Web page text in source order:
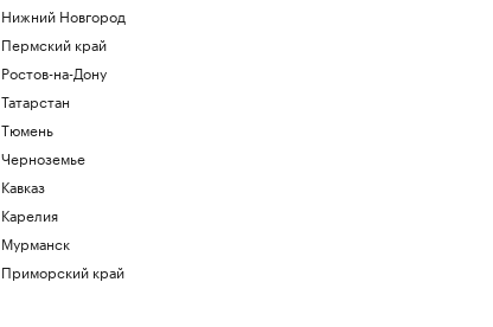
Нижний Новгород
Пермский край
Ростов-на-Дону
Татарстан
Тюмень
Черноземье
Кавказ
Карелия
Мурманск
Приморский край